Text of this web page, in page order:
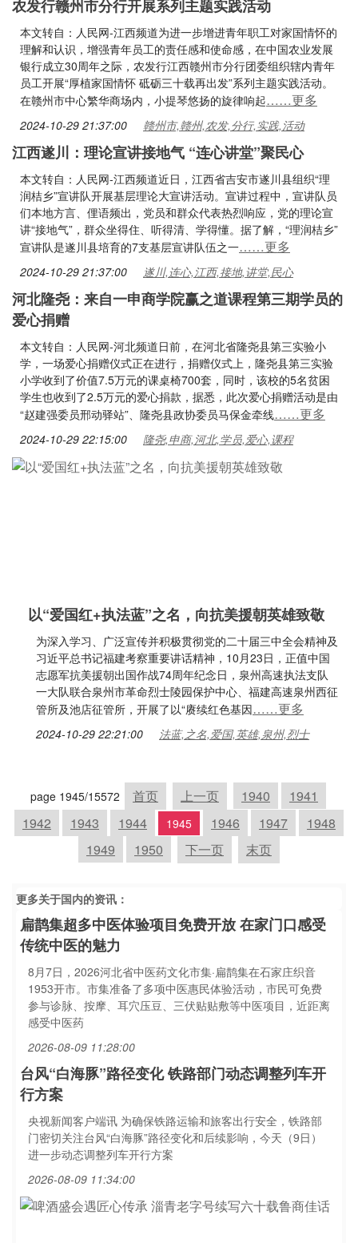
农发行赣州市分行开展系列主题实践活动
本文转自：人民网-江西频道为进一步增进青年职工对家国情怀的
理解和认识，增强青年员工的责任感和使命感，在中国农业发展
银行成立30周年之际，农发行江西赣州市分行团委组织辖内青年
员工开展“厚植家国情怀 砥砺三十载再出发”系列主题实践活动。
在赣州市中心繁华商场内，小提琴悠扬的旋律响起……更多
2024-10-29 21:37:00 赣州市,赣州,农发,分行,实践,活动
江西遂川：理论宣讲接地气 “连心讲堂”聚民心
本文转自：人民网-江西频道近日，江西省吉安市遂川县组织“理
润桔乡”宣讲队开展基层理论大宣讲活动。宣讲过程中，宣讲队员
们本地方言、俚语频出，党员和群众代表热烈响应，党的理论宣
讲“接地气”，群众坐得住、听得清、学得懂。据了解，“理润桔乡”
宣讲队是遂川县培育的7支基层宣讲队伍之一……更多
2024-10-29 21:37:00 遂川,连心,江西,接地,讲堂,民心
河北隆尧：来自一申商学院赢之道课程第三期学员的
爱心捐赠
本文转自：人民网-河北频道日前，在河北省隆尧县第三实验小
学，一场爱心捐赠仪式正在进行，捐赠仪式上，隆尧县第三实验
小学收到了价值7.5万元的课桌椅700套，同时，该校的5名贫困
学生也收到了2.5万元的爱心捐款，据悉，此次爱心捐赠活动是由
“赵建强委员邢动驿站”、隆尧县政协委员马保金牵线……更多
2024-10-29 22:15:00 隆尧,申商,河北,学员,爱心,课程
以“爱国红+执法蓝”之名，向抗美援朝英雄致敬
为深入学习、广泛宣传并积极贯彻党的二十届三中全会精神及
习近平总书记福建考察重要讲话精神，10月23日，正值中国
志愿军抗美援朝出国作战74周年纪念日，泉州高速执法支队
一大队联合泉州市革命烈士陵园保护中心、福建高速泉州西征
管所及池店征管所，开展了以“赓续红色基因……更多
2024-10-29 22:21:00 法蓝,之名,爱国,英雄,泉州,烈士
page 1945/15572 首页 上一页 1940
1941
1942
1943 1944 1945 1946 1947
1948
1949
1950 下一页 末页
更多关于国内的资讯：
扁鹊集超多中医体验项目免费开放 在家门口感受
传统中医的魅力
8月7日，2026河北省中医药文化市集·扁鹊集在石家庄织音
1953开市。市集准备了多项中医惠民体验活动，市民可免费
参与诊脉、按摩、耳穴压豆、三伏贴贴敷等中医项目，近距离
感受中医药
2026-08-09 11:28:00
台风“白海豚”路径变化 铁路部门动态调整列车开
行方案
央视新闻客户端讯 为确保铁路运输和旅客出行安全，铁路部
门密切关注台风“白海豚”路径变化和后续影响，今天（9日）
进一步动态调整列车开行方案
2026-08-09 11:34:00